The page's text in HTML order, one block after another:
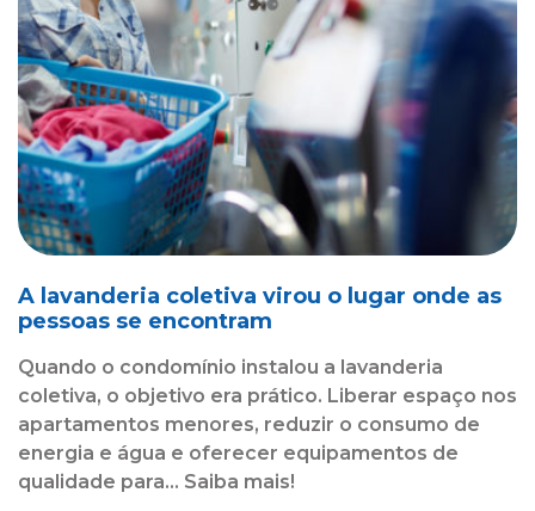
A lavanderia coletiva virou o lugar onde as
pessoas se encontram
Quando o condomínio instalou a lavanderia
coletiva, o objetivo era prático. Liberar espaço nos
apartamentos menores, reduzir o consumo de
energia e água e oferecer equipamentos de
qualidade para... Saiba mais!